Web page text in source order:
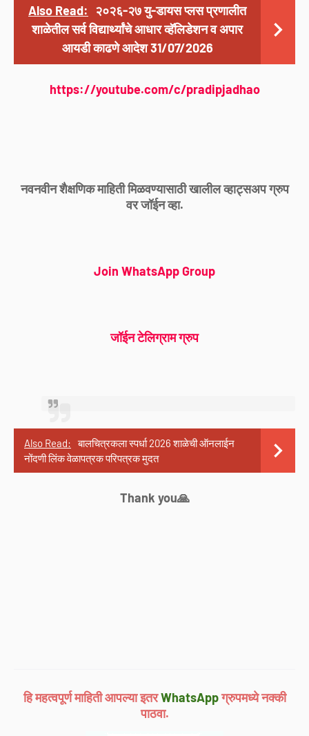
Also Read: २०२६-२७ यु-डायस प्लस प्रणालीत
शाळेतील सर्व विद्यार्थ्यांचे आधार व्हॅलिडेशन व अपार
आयडी काढणे आदेश 31/07/2026
https://youtube.com/c/pradipjadhao
नवनवीन शैक्षणिक माहिती मिळवण्यासाठी खालील व्हाट्सअप ग्रुप
वर जॉईन व्हा.
Join WhatsApp Group
जॉईन टेलिग्राम ग्रुप
Also Read:
बालचित्रकला स्पर्धा 2026 शाळेची ऑनलाईन
नोंदणी लिंक वेळापत्रक परिपत्रक मुदत
Thank you🙏
हि महत्वपूर्ण माहिती आपल्या इतर WhatsAppग्रुपमध्ये नक्की
पाठवा.